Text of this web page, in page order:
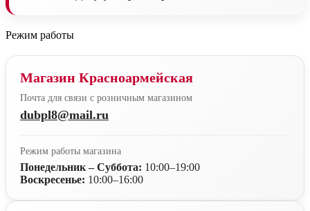
Режим работы
Магазин Красноармейская
Почта для связи с розничным магазином
dubpl8@mail.ru
Режим работы магазина
Понедельник – Суббота: 10:00–19:00
Воскресенье: 10:00–16:00